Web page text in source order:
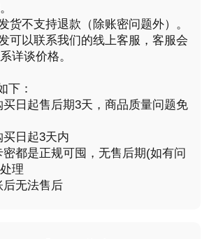
货不支持退款（除账密问题外）。
可以联系我们的线上客服，客服会
详谈价格。
下：
日起售后期3天，商品质量问题免
日起3天内
都是正规可囤，无售后期(如有问
理
后无法售后